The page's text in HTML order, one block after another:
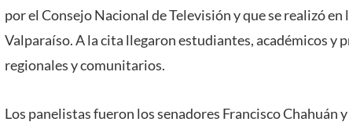
por el Consejo Nacional de Televisión y que se realizó
Valparaíso. A la cita llegaron estudiantes, académicos y
regionales y comunitarios.
Los panelistas fueron los senadores Francisco Chahuán